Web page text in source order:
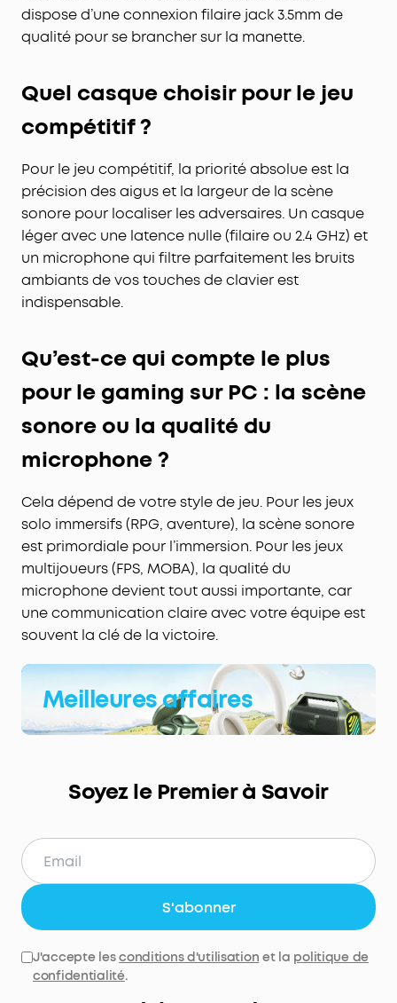
dispose d’une connexion filaire jack 3.5mm de
qualité pour se brancher sur la manette.
Quel casque choisir pour le jeu
compétitif ?
Pour le jeu compétitif, la priorité absolue est la
précision des aigus et la largeur de la scène
sonore pour localiser les adversaires. Un casque
léger avec une latence nulle (filaire ou 2.4 GHz) et
un microphone qui filtre parfaitement les bruits
ambiants de vos touches de clavier est
indispensable.
Qu’est-ce qui compte le plus
pour le gaming sur PC : la scène
sonore ou la qualité du
microphone ?
Cela dépend de votre style de jeu. Pour les jeux
solo immersifs (RPG, aventure), la scène sonore
est primordiale pour l’immersion. Pour les jeux
multijoueurs (FPS, MOBA), la qualité du
microphone devient tout aussi importante, car
une communication claire avec votre équipe est
souvent la clé de la victoire.
Meilleures affaires
Soyez le Premier à Savoir
S'abonner
J'accepte lesconditions d'utilisation et la politique de
confidentialité.